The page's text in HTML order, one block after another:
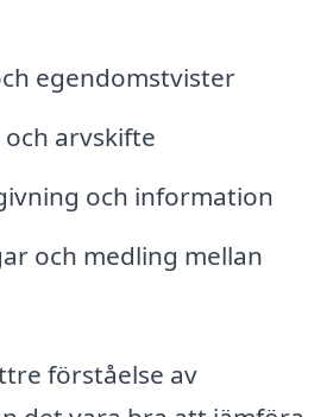
egendomstvister
arvskifte
och information
och medling mellan
förståelse av